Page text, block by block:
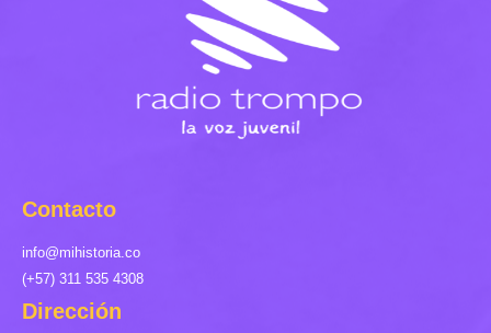
Contacto
info@mihistoria.co
(+57) 311 535 4308
Dirección